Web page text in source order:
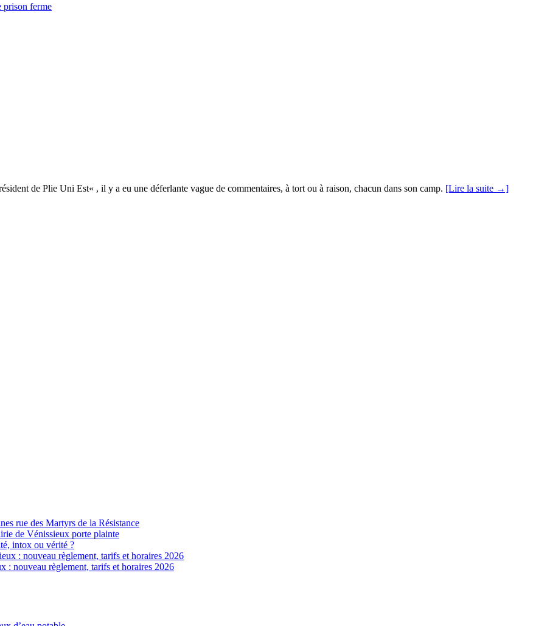
prison ferme
de Plie Uni Est« , il y a eu une déferlante vague de commentaires, à tort ou à raison, chacun dans son camp. [Lire la suite →]
rue des Martyrs de la Résistance
de Vénissieux porte plainte
intox ou vérité ?
: nouveau règlement, tarifs et horaires 2026
: nouveau règlement, tarifs et horaires 2026